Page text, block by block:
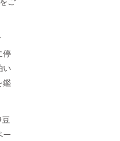
停
い
鑑
ー